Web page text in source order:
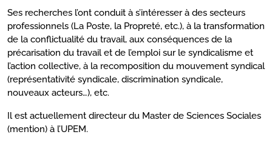
Ses recherches l’ont conduit à s’intéresser à des secteurs
professionnels (La Poste, la Propreté, etc.), à la transformation
de la conflictualité du travail, aux conséquences de la
précarisation du travail et de l’emploi sur le syndicalisme et
l’action collective, à la recomposition du mouvement syndical
(représentativité syndicale, discrimination syndicale,
nouveaux acteurs…), etc.
Il est actuellement directeur du Master de Sciences Sociales
(mention) à l’UPEM.